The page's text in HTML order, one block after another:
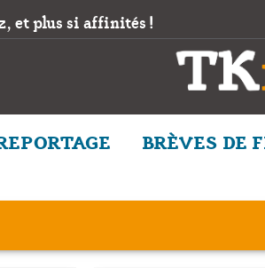
et plus si affinités !
BRÈVES DE